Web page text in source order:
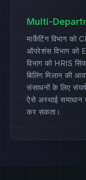
Multi-
मार्केटिंग विभाग
ऑपरेशंस विभाग को
विभाग को HRIS
बिलिंग मिलान की
संसाधनों के लिए
ऐसे अस्थाई समाधान
कर सकता।